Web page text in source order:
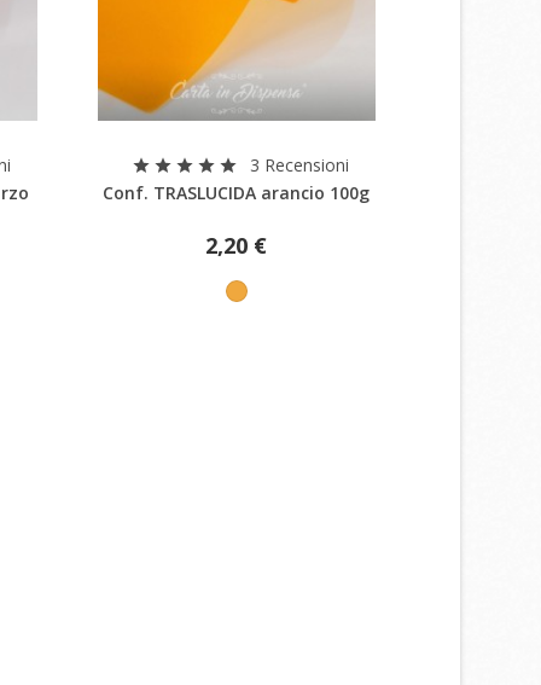
star star star star star
3 Recensioni
Conf. TRASLUCIDA arancio 100g
2,20 €
×
×
×